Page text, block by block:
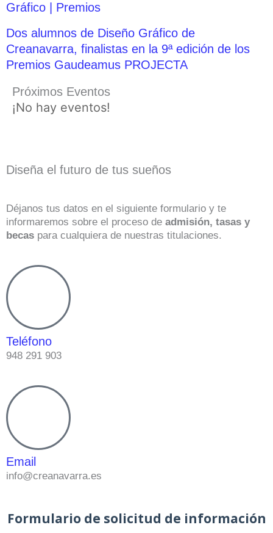
Gráfico | Premios
Dos alumnos de Diseño Gráfico de
Creanavarra, finalistas en la 9ª edición de los
Premios Gaudeamus PROJECTA
Próximos Eventos
¡No hay eventos!
Diseña el futuro de tus sueños
Déjanos tus datos en el siguiente formulario y te
informaremos sobre el proceso de admisión, tasas y
becas para cualquiera de nuestras titulaciones.
Teléfono
948 291 903
Email
info@creanavarra.es